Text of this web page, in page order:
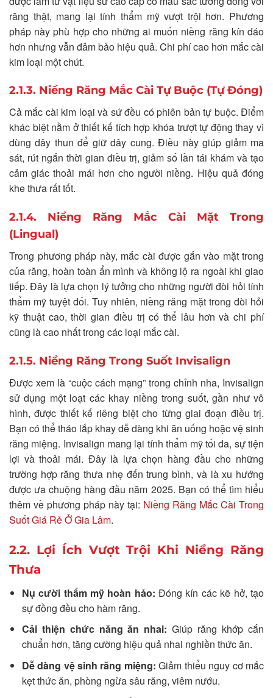
răng thật, mang lại tính thẩm mỹ vượt trội hơn. Phương
pháp này phù hợp cho những ai muốn niềng răng kín đáo
hơn nhưng vẫn đảm bảo hiệu quả. Chi phí cao hơn mắc cài
kim loại một chút.
2.1.3. Niềng Răng Mắc Cài Tự Buộc (Tự Đóng)
Cả mắc cài kim loại và sứ đều có phiên bản tự buộc. Điểm
khác biệt nằm ở thiết kế tích hợp khóa trượt tự động thay vì
dùng dây thun để giữ dây cung. Điều này giúp giảm ma
sát, rút ngắn thời gian điều trị, giảm số lần tái khám và tạo
cảm giác thoải mái hơn cho người niềng. Hiệu quả đóng
khe thưa rất tốt.
2.1.4. Niềng Răng Mắc Cài Mặt Trong
(Lingual)
Trong phương pháp này, mắc cài được gắn vào mặt trong
của răng, hoàn toàn ẩn mình và không lộ ra ngoài khi giao
tiếp. Đây là lựa chọn lý tưởng cho những người đòi hỏi tính
thẩm mỹ tuyệt đối. Tuy nhiên, niềng răng mặt trong đòi hỏi
kỹ thuật cao, thời gian điều trị có thể lâu hơn và chi phí
cũng là cao nhất trong các loại mắc cài.
2.1.5. Niềng Răng Trong Suốt Invisalign
Được xem là “cuộc cách mạng” trong chỉnh nha, Invisalign
sử dụng một loạt các khay niềng trong suốt, gần như vô
hình, được thiết kế riêng biệt cho từng giai đoạn điều trị.
Bạn có thể tháo lắp khay dễ dàng khi ăn uống hoặc vệ sinh
răng miệng. Invisalign mang lại tính thẩm mỹ tối đa, sự tiện
lợi và thoải mái. Đây là lựa chọn hàng đầu cho những
trường hợp răng thưa nhẹ đến trung bình, và là xu hướng
được ưa chuộng hàng đầu năm 2025. Bạn có thể tìm hiểu
thêm về phương pháp này tại: Niềng Răng Mắc Cài Trong
Suốt Giá Rẻ Ở Gia Lâm.
2.2. Lợi Ích Vượt Trội Khi Niềng Răng
Thưa
Nụ cười thẩm mỹ hoàn hảo: Đóng kín các kẽ hở, tạo
sự đồng đều cho hàm răng.
Cải thiện chức năng ăn nhai: Giúp răng khớp cắn
chuẩn hơn, tăng cường hiệu quả nhai nghiền thức ăn.
Dễ dàng vệ sinh răng miệng: Giảm thiểu nguy cơ mắc
kẹt thức ăn, phòng ngừa sâu răng, viêm nướu.